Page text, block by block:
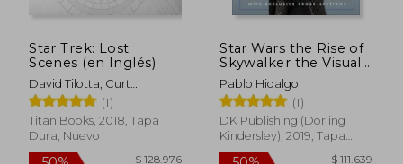
$
Star Trek: Lost
Scenes (en Inglés)
David Tilotta; Curt
Mcaloney
(1)
Titan Books, 2018, Tapa
Dura, Nuevo
Star Wars the Rise of
Skywalker the Visual
Dictionary: With
Exclusive Cross-
Sections (en Inglés)
Pablo Hidalgo
(1)
DK Publishing (Dorling
Kindersley), 2019, Tapa
Dura, Nuevo